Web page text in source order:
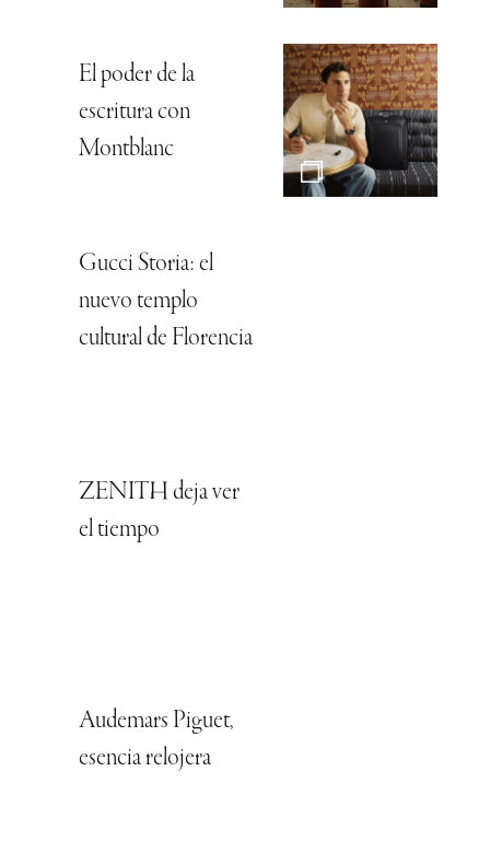
El poder de la
escritura con
Montblanc
Gucci Storia: el
nuevo templo
cultural de Florencia
ZENITH deja ver
el tiempo
Audemars Piguet,
esencia relojera